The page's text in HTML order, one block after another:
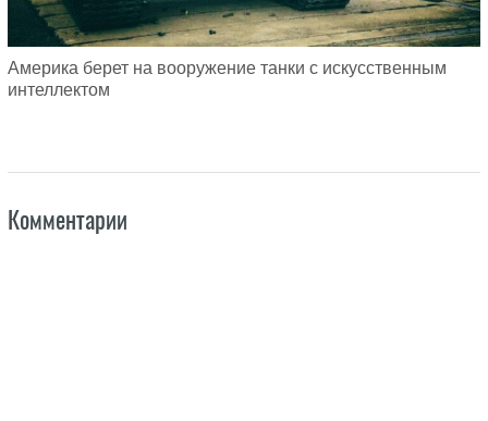
Америка берет на вооружение танки с искусственным
интеллектом
Комментарии